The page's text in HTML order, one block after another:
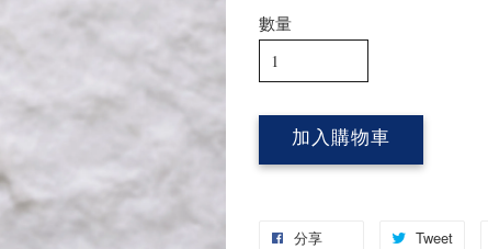
數量
加入購物車
分享 Tweet